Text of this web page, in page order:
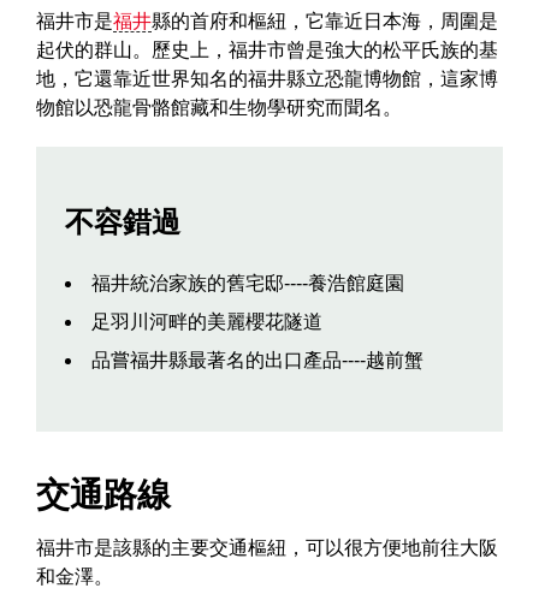
福井市是福井縣的首府和樞紐，它靠近日本海，周圍是
起伏的群山。歷史上，福井市曾是強大的松平氏族的基
地，它還靠近世界知名的福井縣立恐龍博物館，這家博
物館以恐龍骨骼館藏和生物學研究而聞名。
不容錯過
福井統治家族的舊宅邸----養浩館庭園
足羽川河畔的美麗櫻花隧道
品嘗福井縣最著名的出口產品----越前蟹
交通路線
福井市是該縣的主要交通樞紐，可以很方便地前往大阪
和金澤。